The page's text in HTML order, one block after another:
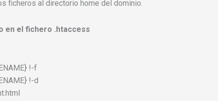
ficheros al directorio home del dominio.
en el fichero .htaccess
!-f
!-d